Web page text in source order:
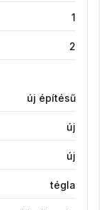
1
2
új építésű
új
új
tégla